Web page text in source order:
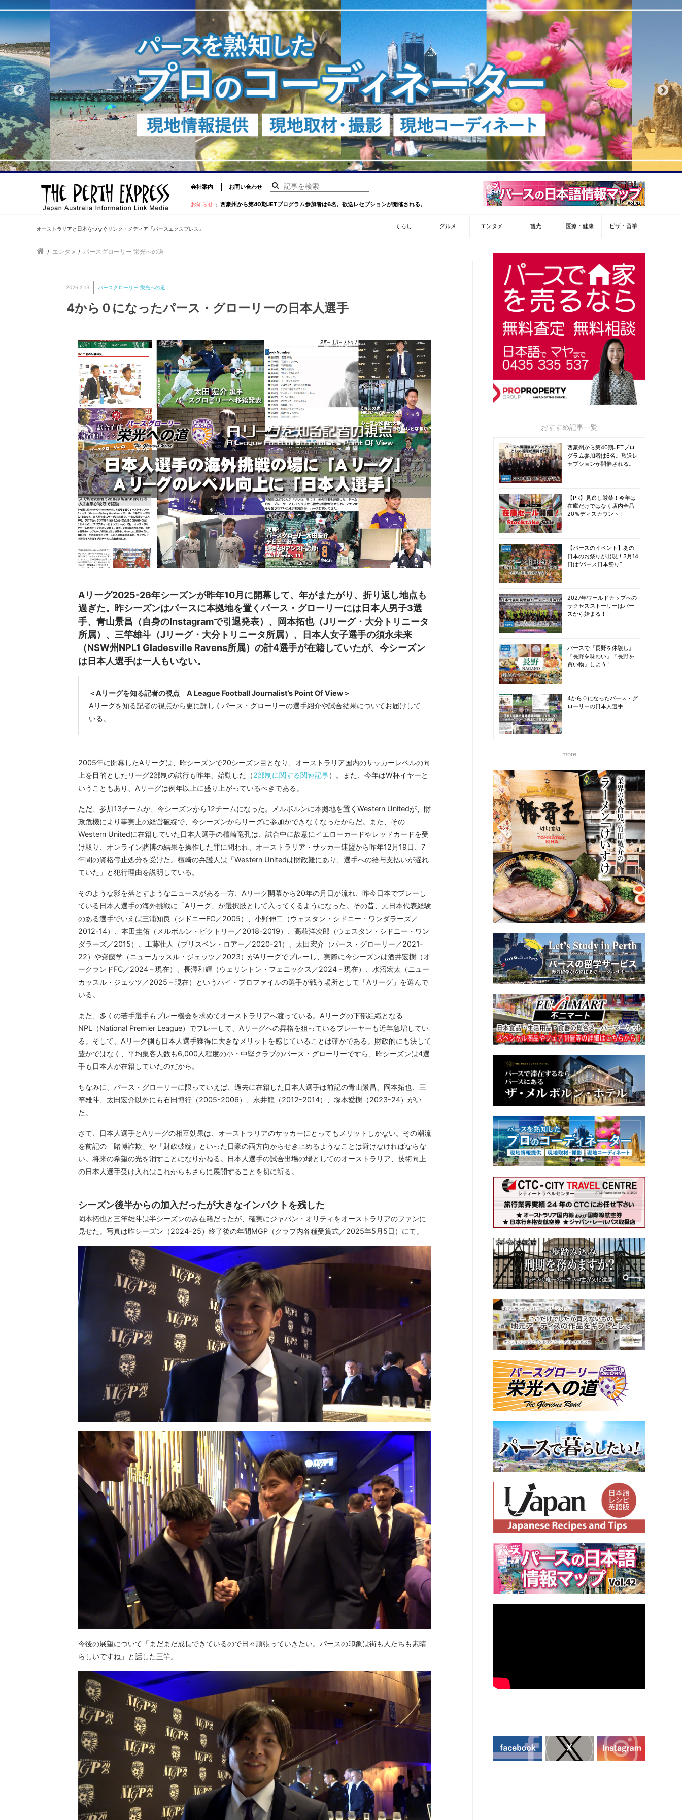
会社案内 お問い合わせ
お知らせ ： 西豪州から第40期JETプログラム参加者は6名。歓送レセプションが開催される。
オーストラリアと日本をつなぐリンク・メディア『パースエクスプレス』 くらし グルメ エンタメ 観光 医療・健康 ビザ・留学
/ エンタメ / パースグローリー 栄光への道
2026.2.13 パースグローリー 栄光への道
4から０になったパース・グローリーの日本人選手
Aリーグ2025-26年シーズンが昨年10月に開幕して、年がまたがり、折り返し地点も
過ぎた。昨シーズンはパースに本拠地を置くパース・グローリーには日本人男子3選
手、青山景昌（自身のInstagramで引退発表）、岡本拓也（Jリーグ・大分トリニータ
所属）、三竿雄斗（Jリーグ・大分トリニータ所属）、日本人女子選手の須永未来
（NSW州NPL1 Gladesville Ravens所属）の計4選手が在籍していたが、今シーズン
は日本人選手は一人もいない。
＜Aリーグを知る記者の視点 A League Football Journalist’s Point Of View＞
Aリーグを知る記者の視点から更に詳しくパース・グローリーの選手紹介や試合結果についてお届けして
いる。
2005年に開幕したAリーグは、昨シーズンで20シーズン目となり、オーストラリア国内のサッカーレベルの向
上を目的としたリーグ2部制の試行も昨年、始動した（2部制に関する関連記事）。また、今年はW杯イヤーと
いうこともあり、Aリーグは例年以上に盛り上がっているべきである。
ただ、参加13チームが、今シーズンから12チームになった。メルボルンに本拠地を置くWestern Unitedが、財
政危機により事実上の経営破綻で、今シーズンからリーグに参加ができなくなったからだ。また、その
Western Unitedに在籍していた日本人選手の檀崎竜孔は、試合中に故意にイエローカードやレッドカードを受
け取り、オンライン賭博の結果を操作した罪に問われ、オーストラリア・サッカー連盟から昨年12月19日、7
年間の資格停止処分を受けた。檀崎の弁護人は「Western Unitedは財政難にあり、選手への給与支払いが遅れ
ていた」と犯行理由を説明している。
そのような影を落とすようなニュースがある一方、Aリーグ開幕から20年の月日が流れ、昨今日本でプレーし
ている日本人選手の海外挑戦に「Aリーグ」が選択肢として入ってくるようになった。その昔、元日本代表経験
のある選手でいえば三浦知良（シドニーFC／2005）、小野伸二（ウェスタン・シドニー・ワンダラーズ／
2012-14）、本田圭佑（メルボルン・ビクトリー／2018-2019）、高萩洋次郎（ウェスタン・シドニー・ワン
ダラーズ／2015）、工藤壮人（ブリスベン・ロアー／2020-21）、太田宏介（パース・グローリー／2021-
22）や齋藤学（ニューカッスル・ジェッツ／2023）がAリーグでプレーし、実際に今シーズンは酒井宏樹（オ
ークランドFC／2024－現在）、長澤和輝（ウェリントン・フェニックス／2024－現在）、水沼宏太（ニュー
カッスル・ジェッツ／2025－現在）というハイ・プロファイルの選手が戦う場所として「Aリーグ」を選んで
いる。
また、多くの若手選手もプレー機会を求めてオーストラリアへ渡っている。Aリーグの下部組織となる
NPL（National Premier League）でプレーして、Aリーグへの昇格を狙っているプレーヤーも近年急増してい
る。そして、Aリーグ側も日本人選手獲得に大きなメリットを感じていることは確かである。財政的にも決して
豊かではなく、平均集客人数も6,000人程度の小・中堅クラブのパース・グローリーですら、昨シーズンは4選
手も日本人が在籍していたのだから。
ちなみに、パース・グローリーに限っていえば、過去に在籍した日本人選手は前記の青山景昌、岡本拓也、三
竿雄斗、太田宏介以外にも石田博行（2005-2006）、永井龍（2012-2014）、塚本愛樹（2023-24）がい
た。
さて、日本人選手とAリーグの相互効果は、オーストラリアのサッカーにとってもメリットしかない。その潮流
を前記の「賭博詐欺」や「財政破綻」といった日豪の両方向からせき止めるようなことは避けなければならな
い。将来の希望の光を消すことになりかねる。日本人選手の試合出場の場としてのオーストラリア、技術向上
の日本人選手受け入れはこれからもさらに展開することを切に祈る。
シーズン後半からの加入だったが大きなインパクトを残した
岡本拓也と三竿雄斗は半シーズンのみ在籍だったが、確実にジャパン・オリティをオーストラリアのファンに
見せた。写真は昨シーズン（2024-25）終了後の年間MGP（クラブ内各種受賞式／2025年5月5日）にて。
今後の展望について「まだまだ成長できているので日々頑張っていきたい。パースの印象は街も人たちも素晴
らしいですね」と話した三竿。
おすすめ記事一覧
西豪州から第40期JETプロ
グラム参加者は6名。歓送レ
セプションが開催される。
【PR】見逃し厳禁！今年は
在庫だけではなく店内全品
20％ディスカウント！
【パースのイベント】あの
日本のお祭りが出現！3月14
日は“パース日本祭り”
2027年ワールドカップへの
サクセスストーリーはパー
スから始まる！
パースで『長野を体験し』
『長野を味わい』『長野を
買い物』しよう！
4から０になったパース・グ
ローリーの日本人選手
more